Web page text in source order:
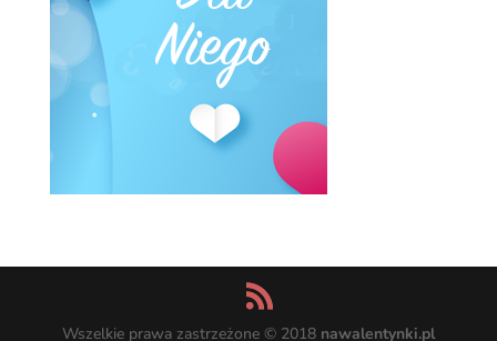
Wszelkie prawa zastrzeżone © 2018 nawalentynki.pl